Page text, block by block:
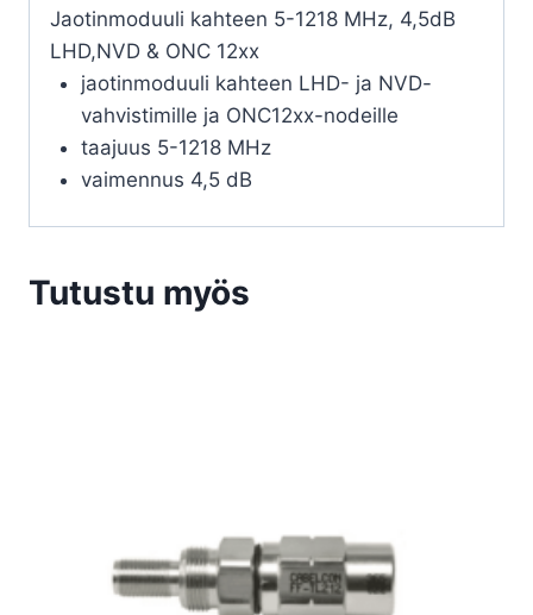
Jaotinmoduuli kahteen 5-1218 MHz, 4,5dB
LHD,NVD & ONC 12xx
jaotinmoduuli kahteen LHD- ja NVD-
vahvistimille ja ONC12xx-nodeille
taajuus 5-1218 MHz
vaimennus 4,5 dB
Tutustu myös